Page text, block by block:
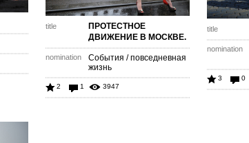
title
ПРОТЕСТНОЕ
ДВИЖЕНИЕ В МОСКВЕ.
nomination
События / повседневная
жизнь
2 1 3947
title
nomination
3 0